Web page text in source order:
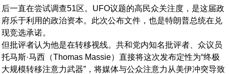
后一直在尝试调查51区。UFO议题的高民众关注度，是这届政
府乐于利用的政治资本。此次公布文件，也是特朗普总统在兑
现竞选承诺。
但批评者认为他是在转移视线。共和党内知名批评者、众议员
托马斯·马西（Thomas Massie）直接将这次发布定性为“终极
大规模转移注意力武器”，将媒体与公众注意力从美伊冲突导致